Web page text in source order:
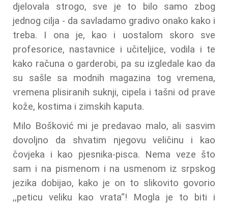
djelovala strogo, sve je to bilo samo zbog
jednog cilja - da savladamo gradivo onako kako i
treba. I ona je, kao i uostalom skoro sve
profesorice, nastavnice i učiteljice, vodila i te
kako računa o garderobi, pa su izgledale kao da
su sašle sa modnih magazina tog vremena,
vremena plisiranih suknji, cipela i tašni od prave
kože, kostima i zimskih kaputa.
Milo Bošković mi je predavao malo, ali sasvim
dovoljno da shvatim njegovu veličinu i kao
čovjeka i kao pjesnika-pisca. Nema veze što
sam i na pismenom i na usmenom iz srpskog
jezika dobijao, kako je on to slikovito govorio
,,peticu veliku kao vrata“! Mogla je to biti i